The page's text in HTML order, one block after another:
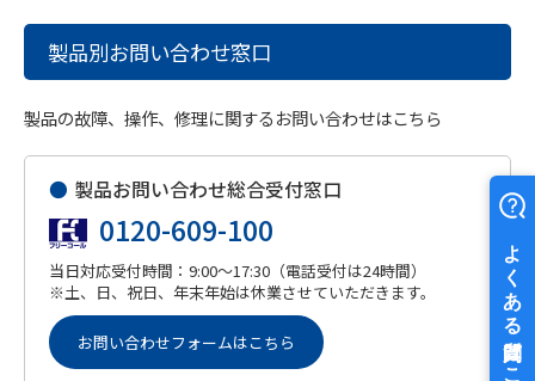
製品別お問い合わせ窓口
製品の故障、操作、修理に関するお問い合わせはこちら
● 製品お問い合わせ総合受付窓口
0120-609-100
当日対応受付時間：9:00～17:30（電話受付は24時間）
※土、日、祝日、年末年始は休業させていただきます。
お問い合わせフォームはこちら